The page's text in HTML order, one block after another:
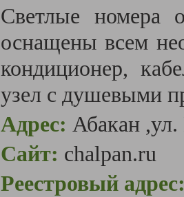
Светлые номера
оснащены всем
кондиционер,
узел с душевыми
Адрес: Абакан
Сайт: chalpan.ru
Реестровый